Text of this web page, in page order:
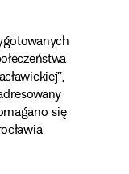
się